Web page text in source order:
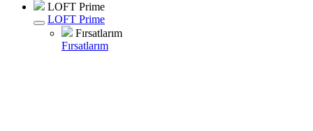
LOFT Prime
LOFT Prime
Fırsatlarım
Fırsatlarım